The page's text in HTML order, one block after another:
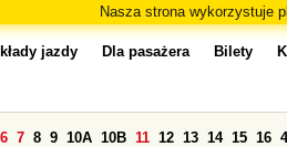
Nasza strona wykorzystuje
jazdy Dla pasażera Bilety
6 7 8 9 10A 10B 11 12 13 14 15 16